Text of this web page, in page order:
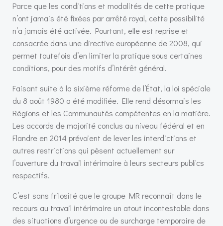
Parce que les conditions et modalités de cette pratique
n’ont jamais été fixées par arrêté royal, cette possibilité
n’a jamais été activée. Pourtant, elle est reprise et
consacrée dans une directive européenne de 2008, qui
permet toutefois d’en limiter la pratique sous certaines
conditions, pour des motifs d’intérêt général.
Faisant suite à la sixième réforme de l’État, la loi spéciale
du 8 août 1980 a été modifiée. Elle rend désormais les
Régions et les Communautés compétentes en la matière.
Les accords de majorité conclus au niveau fédéral et en
Flandre en 2014 prévoient de lever les interdictions et
autres restrictions qui pèsent actuellement sur
l’ouverture du travail intérimaire à leurs secteurs publics
respectifs.
C’est sans frilosité que le groupe MR reconnaît dans le
recours au travail intérimaire un atout incontestable dans
des situations d’urgence ou de surcharge temporaire de